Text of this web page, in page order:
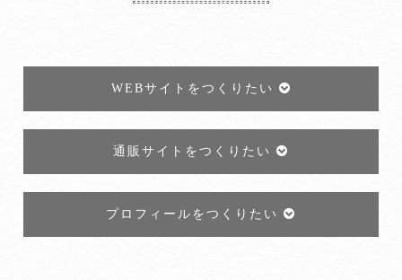
WEBサイトをつくりたい
通販サイトをつくりたい
プロフィールをつくりたい